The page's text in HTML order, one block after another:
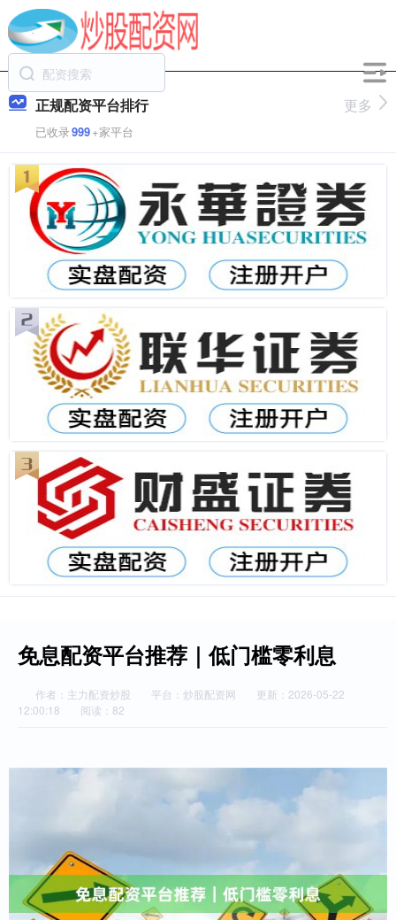
正规配资平台排行
已收录999+家平台
更多
免息配资平台推荐｜低门槛零利息
作者：主力配资炒股 平台：炒股配资网
更新：2026-05-22
12:00:18
阅读：82